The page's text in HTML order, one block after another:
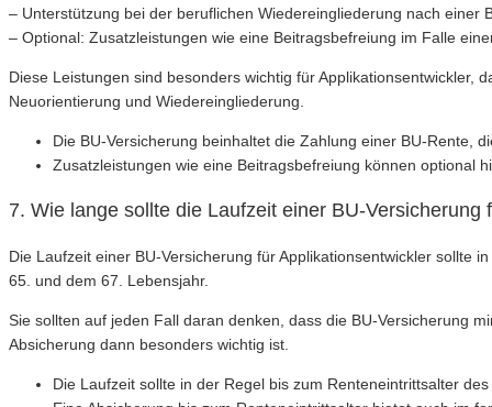
– Unterstützung bei der beruflichen Wiedereingliederung nach einer
– Optional: Zusatzleistungen wie eine Beitragsbefreiung im Falle
Diese Leistungen sind besonders wichtig für
Neuorientierung und Wiedereingliederung.
Die BU-Versicherung beinhaltet die Zahlung einer BU-Rente,
Zusatzleistungen wie eine Beitragsbefreiung können optional
7. Wie lange sollte die Laufzeit einer BU-Versicherung
Die Laufzeit einer BU-Versicherung für Applikationsentwickler sollte
65. und dem 67. Lebensjahr.
Sie sollten auf jeden Fall daran denken, dass die BU-Versicherung
Absicherung dann besonders wichtig ist.
Die Laufzeit sollte in der Regel bis zum Renteneintrittsalter